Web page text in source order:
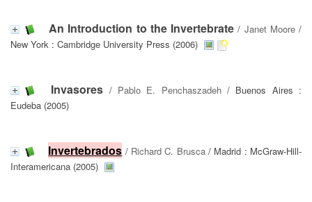
An Introduction to the Invertebrate / Janet Moore/
New York : Cambridge University Press (2006)
Invasores / Pablo E. Penchaszadeh/ Buenos Aires :
Eudeba (2005)
Invertebrados / Richard C. Brusca/ Madrid : McGraw-Hill-
Interamericana (2005)